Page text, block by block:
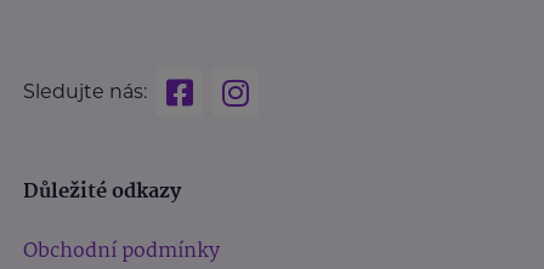
Sledujte nás:
Důležité odkazy
Obchodní podmínky